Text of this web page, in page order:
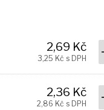
2,69 Kč
3,25 Kč s DPH
2,36 Kč
2,86 Kč s DPH